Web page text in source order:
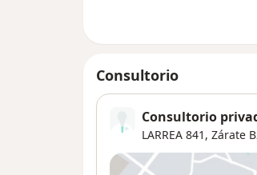
Consultorio
Consultorio
LARREA 841, Zárate